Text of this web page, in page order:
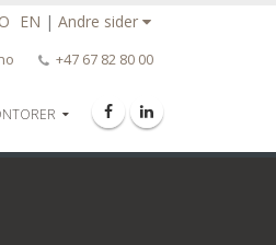
EN | Andre sider
+47 67 82 80 00